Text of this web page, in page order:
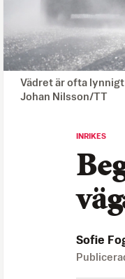
Vädret är ofta
Johan Nilsson/TT
INRIKES
Sofie